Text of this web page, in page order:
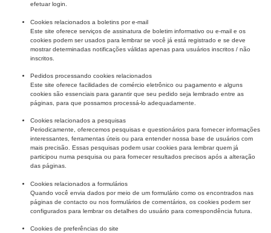
efetuar login.
Cookies relacionados a boletins por e-mail
Este site oferece serviços de assinatura de boletim informativo ou e-mail e os
cookies podem ser usados ​​para lembrar se você já está registrado e se deve
mostrar determinadas notificações válidas apenas para usuários inscritos / não
inscritos.
Pedidos processando cookies relacionados
Este site oferece facilidades de comércio eletrônico ou pagamento e alguns
cookies são essenciais para garantir que seu pedido seja lembrado entre as
páginas, para que possamos processá-lo adequadamente.
Cookies relacionados a pesquisas
Periodicamente, oferecemos pesquisas e questionários para fornecer informações
interessantes, ferramentas úteis ou para entender nossa base de usuários com
mais precisão. Essas pesquisas podem usar cookies para lembrar quem já
participou numa pesquisa ou para fornecer resultados precisos após a alteração
das páginas.
Cookies relacionados a formulários
Quando você envia dados por meio de um formulário como os encontrados nas
páginas de contacto ou nos formulários de comentários, os cookies podem ser
configurados para lembrar os detalhes do usuário para correspondência futura.
Cookies de preferências do site